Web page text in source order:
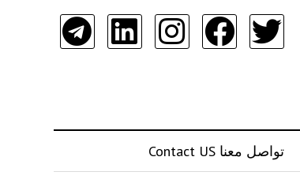
تواصل معنا Contact US